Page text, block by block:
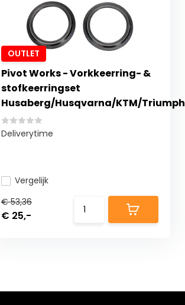
OUTLET
Pivot Works - Vorkkeerring- &
stofkeerringset
Husaberg/Husqvarna/KTM/Triumph
Deliverytime
Vergelijk
€ 53,36
€ 25,-